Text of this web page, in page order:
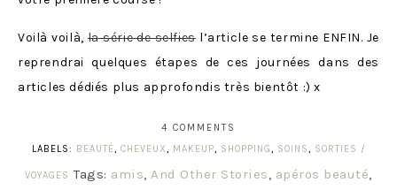
Voilà voilà,la série de selfiesl’article se termine ENFIN. Je
reprendrai quelques étapes de ces journées dans des
articles dédiés plus approfondis très bientôt :) x
4 COMMENTS
LABELS: BEAUTÉ CHEVEUX MAKEUP SHOPPING SOINS SORTIES /
VOYAGES Tags: amis And Other Stories apéros beauté